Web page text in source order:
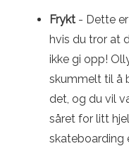
Frykt - Dette
hvis du tror at
ikke gi opp!
skummelt til å
det, og du vil
såret for litt
skateboarding